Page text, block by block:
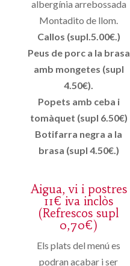
albergínia arrebossada
Montadito de llom.
Callos (supl.5.00€.)
Peus de porc a la brasa
amb mongetes (supl
4.50€).
Popets amb ceba i
tomàquet (supl 6.50€)
Botifarra negra a la
brasa (supl 4.50€.)
Aigua, vi i postres
11€ iva inclòs
(Refrescos supl
0,70€)
Els plats del menú es
podran acabar i ser